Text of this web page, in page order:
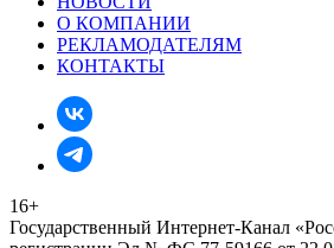
О КОМПАНИИ
РЕКЛАМОДАТЕЛЯМ
КОНТАКТЫ
16+
Государственный Интернет-Канал